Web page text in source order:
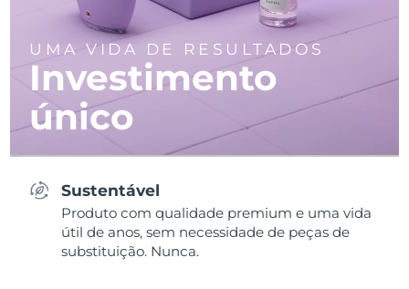
UMA VIDA DE RESULTADOS
Investimento
único
Sustentável
Produto com qualidade premium e uma vida
útil de anos, sem necessidade de peças de
substituição. Nunca.